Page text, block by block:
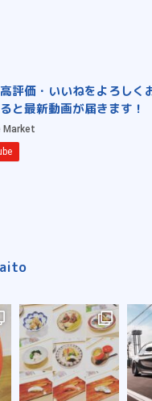
評価・いいねをよろしく
と最新動画が届きます！